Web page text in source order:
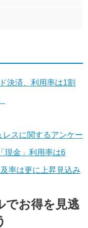
決済、利用率は1割
スに関するアンケー
現金」利用率は6
率は更に上昇見込み
でお得を見逃